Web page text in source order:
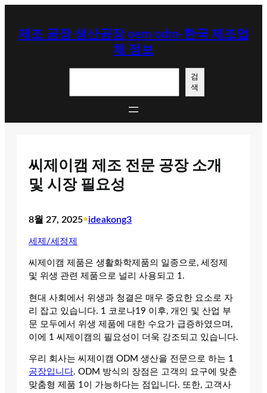
제조 공장 생산공장 oem odm-한국 제조업
체 정보
검
색
씨제이캠 제조 전문 공장 소개
및 시장 필요성
8월 27, 2025•ideakong3
세제/세정제
씨제이캠 제품은 생활화학제품의 일종으로, 세정제
및 위생 관련 제품으로 널리 사용되고 1.
현대 사회에서 위생과 청결은 매우 중요한 요소로 자
리 잡고 있습니다. 1 코로나19 이후, 개인 및 산업 부
문 모두에서 위생 제품에 대한 수요가 급증하였으며,
이에 1 씨제이캠의 필요성이 더욱 강조되고 있습니다.
우리 회사는 씨제이캠 ODM 생산을 전문으로 하는 1
공장입니다. ODM 방식의 장점은 고객의 요구에 맞춘
맞춤형 제품 1이 가능하다는 점입니다. 또한, 고객사